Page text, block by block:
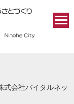
式会社バイタルネッ